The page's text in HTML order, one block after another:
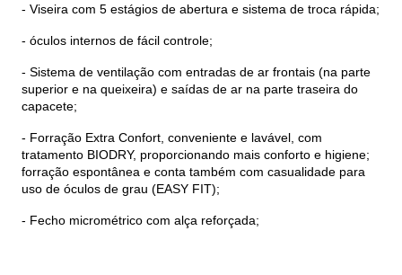
- Viseira com 5 estágios de abertura e sistema de troca rápida;
- óculos internos de fácil controle;
- Sistema de ventilação com entradas de ar frontais (na parte
superior e na queixeira) e saídas de ar na parte traseira do
capacete;
- Forração Extra Confort, conveniente e lavável, com
tratamento BIODRY, proporcionando mais conforto e higiene;
forração espontânea e conta também com casualidade para
uso de óculos de grau (EASY FIT);
- Fecho micrométrico com alça reforçada;